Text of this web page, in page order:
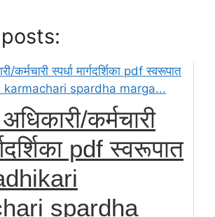
कर्मचारी
pdf स्वरूपात
spardha